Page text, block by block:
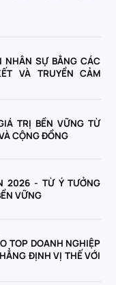
NHÂN SỰ BẰNG CÁC
VÀ TRUYỀN CẢM
TRỊ BỀN VỮNG TỪ
CỘNG ĐỒNG
2026 - TỪ Ý TƯỞNG
VỮNG
TOP DOANH NGHIỆP
ĐỊNH VỊ THẾ VỚI